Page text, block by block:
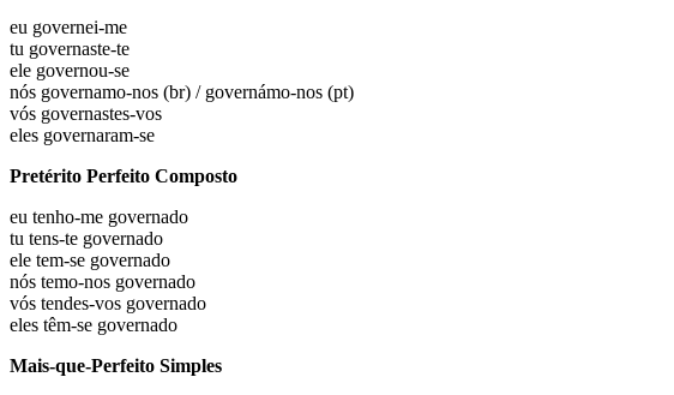
eu governei-me
tu governaste-te
ele governou-se
nós governamo-nos (br) / governámo-nos (pt)
vós governastes-vos
eles governaram-se
Pretérito Perfeito Composto
eu tenho-me governado
tu tens-te governado
ele tem-se governado
nós temo-nos governado
vós tendes-vos governado
eles têm-se governado
Mais-que-Perfeito Simples